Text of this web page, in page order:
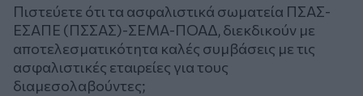
Πιστεύετε ότι τα ασφαλιστικά σωματεία ΠΣΑΣ-
ΕΣΑΠΕ (ΠΣΣΑΣ)-ΣΕΜΑ-ΠΟΑΔ, διεκδικούν με
αποτελεσματικότητα καλές συμβάσεις με τις
ασφαλιστικές εταιρείες για τους
διαμεσολαβούντες;